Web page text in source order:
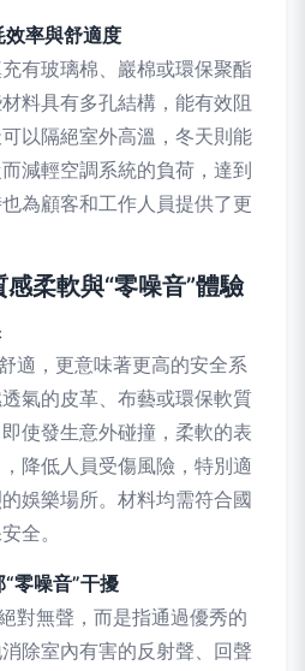
率與舒適度
有玻璃棉、巖棉或環保聚酯
料具有多孔結構，能有效阻
以隔絕室外高溫，冬天則能
減輕空調系統的負荷，達到
為顧客和工作人員提供了更
柔軟與“零噪音”體驗
適，更意味著更高的安全系
氣的皮革、布藝或環保軟質
使發生意外碰撞，柔軟的表
降低人員受傷風險，特別適
娛樂場所。材料均需符合國
全。
零噪音”干擾
對無聲，而是指通過優秀的
除室內有害的反射聲、回聲